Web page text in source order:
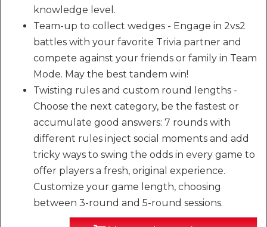
knowledge level.
Team-up to collect wedges - Engage in 2vs2
battles with your favorite Trivia partner and
compete against your friends or family in Team
Mode. May the best tandem win!
Twisting rules and custom round lengths -
Choose the next category, be the fastest or
accumulate good answers: 7 rounds with
different rules inject social moments and add
tricky ways to swing the odds in every game to
offer players a fresh, original experience.
Customize your game length, choosing
between 3-round and 5-round sessions.